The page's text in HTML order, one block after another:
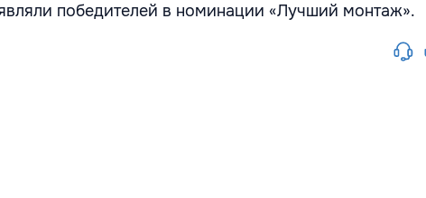
победителей в номинации «Лучший монтаж».